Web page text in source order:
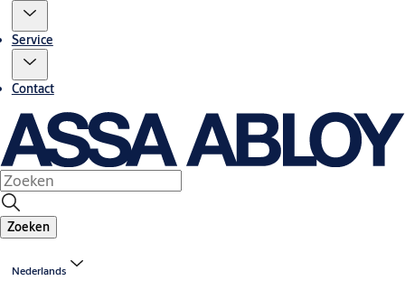
Service
Contact
Zoeken
Nederlands